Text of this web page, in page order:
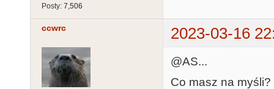
Posty: 7,506
ccwrc 2023-03-16
@AS...
Co masz na